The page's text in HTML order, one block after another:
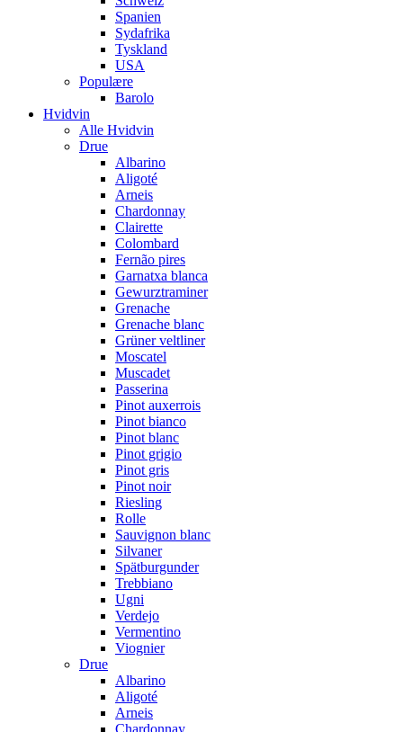
Spanien
Sydafrika
Tyskland
USA
Populære
Barolo
Hvidvin
Alle Hvidvin
Drue
Albarino
Aligoté
Arneis
Chardonnay
Clairette
Colombard
Fernão pires
Garnatxa blanca
Gewurztraminer
Grenache
Grenache blanc
Grüner veltliner
Moscatel
Muscadet
Passerina
Pinot auxerrois
Pinot bianco
Pinot blanc
Pinot grigio
Pinot gris
Pinot noir
Riesling
Rolle
Sauvignon blanc
Silvaner
Spätburgunder
Trebbiano
Ugni
Verdejo
Vermentino
Viognier
Drue
Albarino
Aligoté
Arneis
Chardonnay